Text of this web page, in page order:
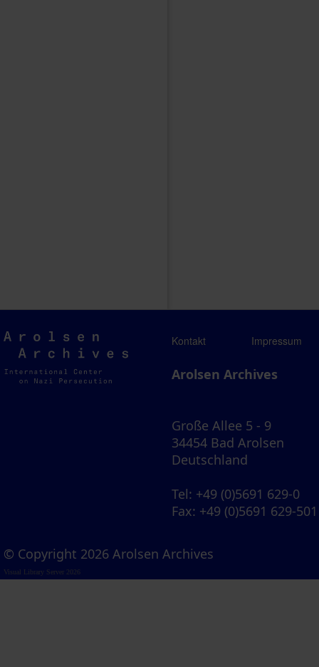
Arolsen
Archives
Kontakt Impressum
Arolsen Archives
Große Allee 5 - 9
34454 Bad Arolsen
Deutschland
Tel: +49 (0)5691 629-0
Fax: +49 (0)5691 629-501
© Copyright 2026 Arolsen Archives
Visual Library Server 2026